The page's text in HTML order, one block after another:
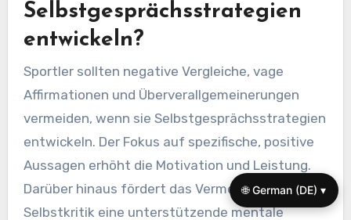
Selbstgesprächsstrategien
entwickeln?
Sportler sollten negative Vergleiche, vage
Affirmationen und Überverallgemeinerungen
vermeiden, wenn sie Selbstgesprächsstrategien
entwickeln. Der Fokus auf spezifische, positive
Aussagen erhöht die Motivation und Leistung.
Darüber hinaus fördert das Vermeiden von
Selbstkritik eine unterstützende mentale
🌐 German (DE) ▾